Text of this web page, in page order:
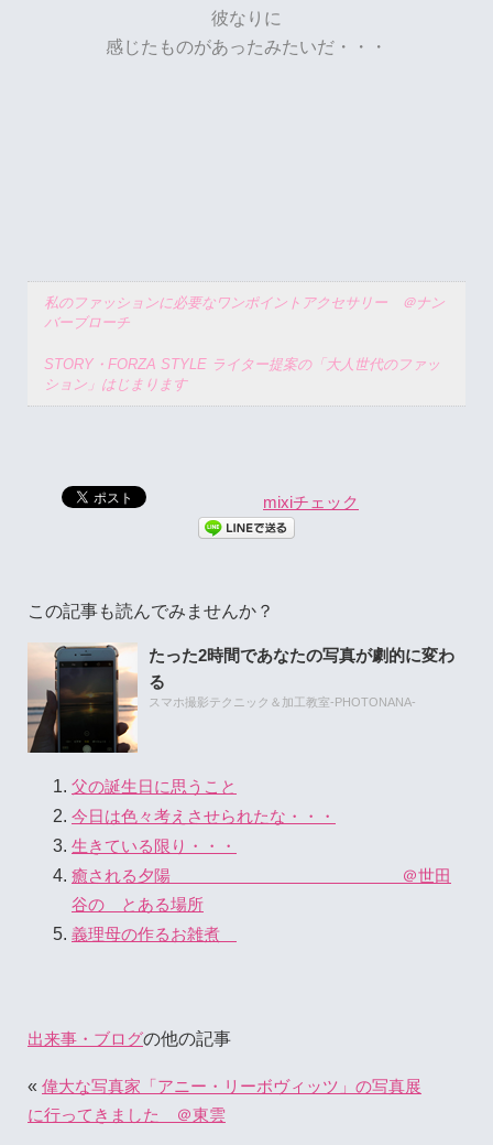
彼なりに
感じたものがあったみたいだ・・・
私のファッションに必要なワンポイントアクセサリー ＠ナン
バーブローチ
STORY・FORZA STYLE ライター提案の「大人世代のファッ
ション」はじまります
mixiチェック
この記事も読んでみませんか？
たった2時間であなたの写真が劇的に変わ
る
スマホ撮影テクニック＆加工教室-PHOTONANA-
父の誕生日に思うこと
今日は色々考えさせられたな・・・
生きている限り・・・
癒される夕陽 ＠世田
谷の とある場所
義理母の作るお雑煮
出来事・ブログの他の記事
« 偉大な写真家「アニー・リーボヴィッツ」の写真展
に行ってきました ＠東雲